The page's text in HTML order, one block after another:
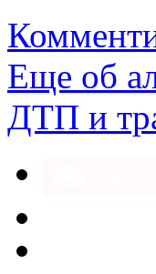
Еще об
ДТП и